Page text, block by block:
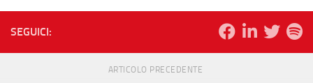
SEGUICI:
ARTICOLO PRECEDENTE